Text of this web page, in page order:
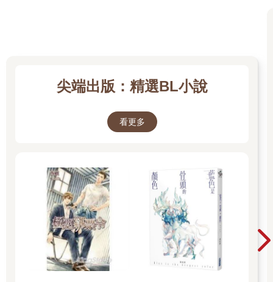
尖端出版：精選BL小說
看更多